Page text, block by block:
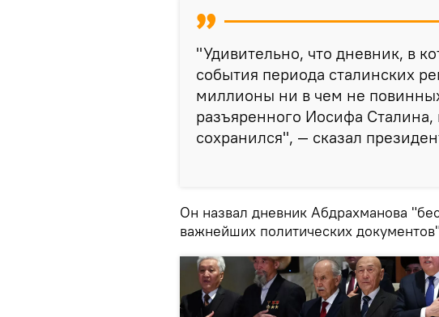
"Удивительно, что дневник, в
события периода сталинских
миллионы ни в чем не
разъяренного Иосифа Сталина,
сохранился", — сказал
Он назвал дневник Абдрахманова
важнейших политических